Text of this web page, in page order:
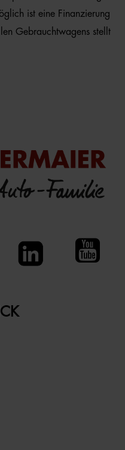
ist eine Finanzierung
Gebrauchtwagens stellt